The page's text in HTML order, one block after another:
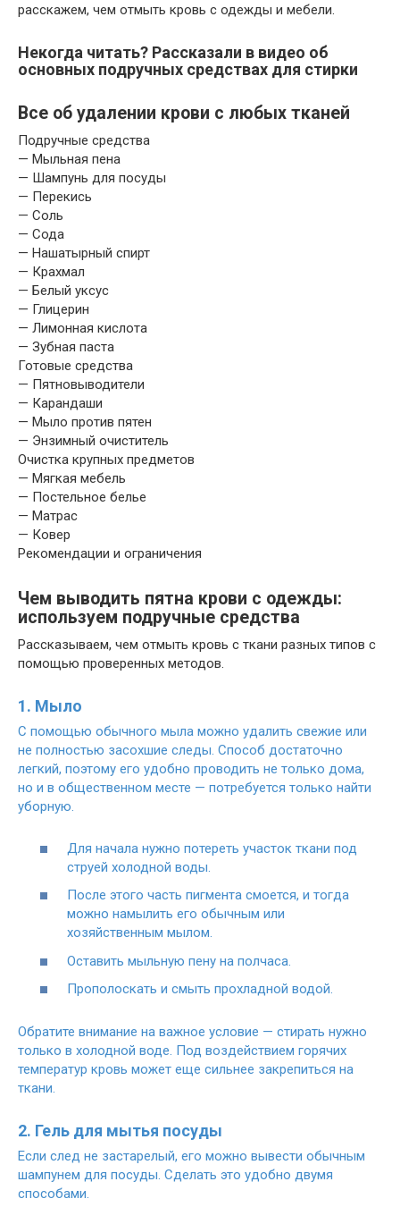
расскажем, чем отмыть кровь с одежды и мебели.
Некогда читать? Рассказали в видео об
основных подручных средствах для стирки
Все об удалении крови с любых тканей
Подручные средства
— Мыльная пена
— Шампунь для посуды
— Перекись
— Соль
— Сода
— Нашатырный спирт
— Крахмал
— Белый уксус
— Глицерин
— Лимонная кислота
— Зубная паста
Готовые средства
— Пятновыводители
— Карандаши
— Мыло против пятен
— Энзимный очиститель
Очистка крупных предметов
— Мягкая мебель
— Постельное белье
— Матрас
— Ковер
Рекомендации и ограничения
Чем выводить пятна крови с одежды:
используем подручные средства
Рассказываем, чем отмыть кровь с ткани разных типов с
помощью проверенных методов.
1. Мыло
С помощью обычного мыла можно удалить свежие или
не полностью засохшие следы. Способ достаточно
легкий, поэтому его удобно проводить не только дома,
но и в общественном месте — потребуется только найти
уборную.
Для начала нужно потереть участок ткани под
струей холодной воды.
После этого часть пигмента смоется, и тогда
можно намылить его обычным или
хозяйственным мылом.
Оставить мыльную пену на полчаса.
Прополоскать и смыть прохладной водой.
Обратите внимание на важное условие — стирать нужно
только в холодной воде. Под воздействием горячих
температур кровь может еще сильнее закрепиться на
ткани.
2. Гель для мытья посуды
Если след не застарелый, его можно вывести обычным
шампунем для посуды. Сделать это удобно двумя
способами.